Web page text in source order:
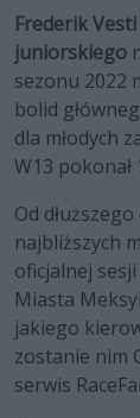
Frederik
juniorskiego
sezonu 2022
bolid
dla młodych
W13 pokonał
Od
najbliższych
oficjalnej
Miasta
jakiego
zostanie nim
serwis